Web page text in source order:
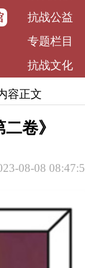
抗战公益
专题栏目
抗战文化
容正文
卷》
08-08